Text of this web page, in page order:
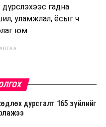
гадна
уламжлал, ёсыг ч
юм.
дурсгалт 165 зүйлийг